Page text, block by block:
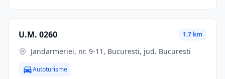
U.M. 0260 1.7 km
Jandarmeriei, nr. 9-11, Bucuresti, jud. Bucuresti
Autoturisme